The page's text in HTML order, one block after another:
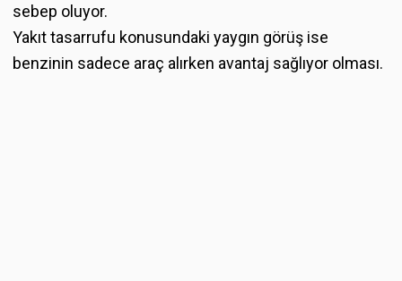
sebep oluyor.
Yakıt tasarrufu konusundaki yaygın görüş ise
benzinin sadece araç alırken avantaj sağlıyor olması.